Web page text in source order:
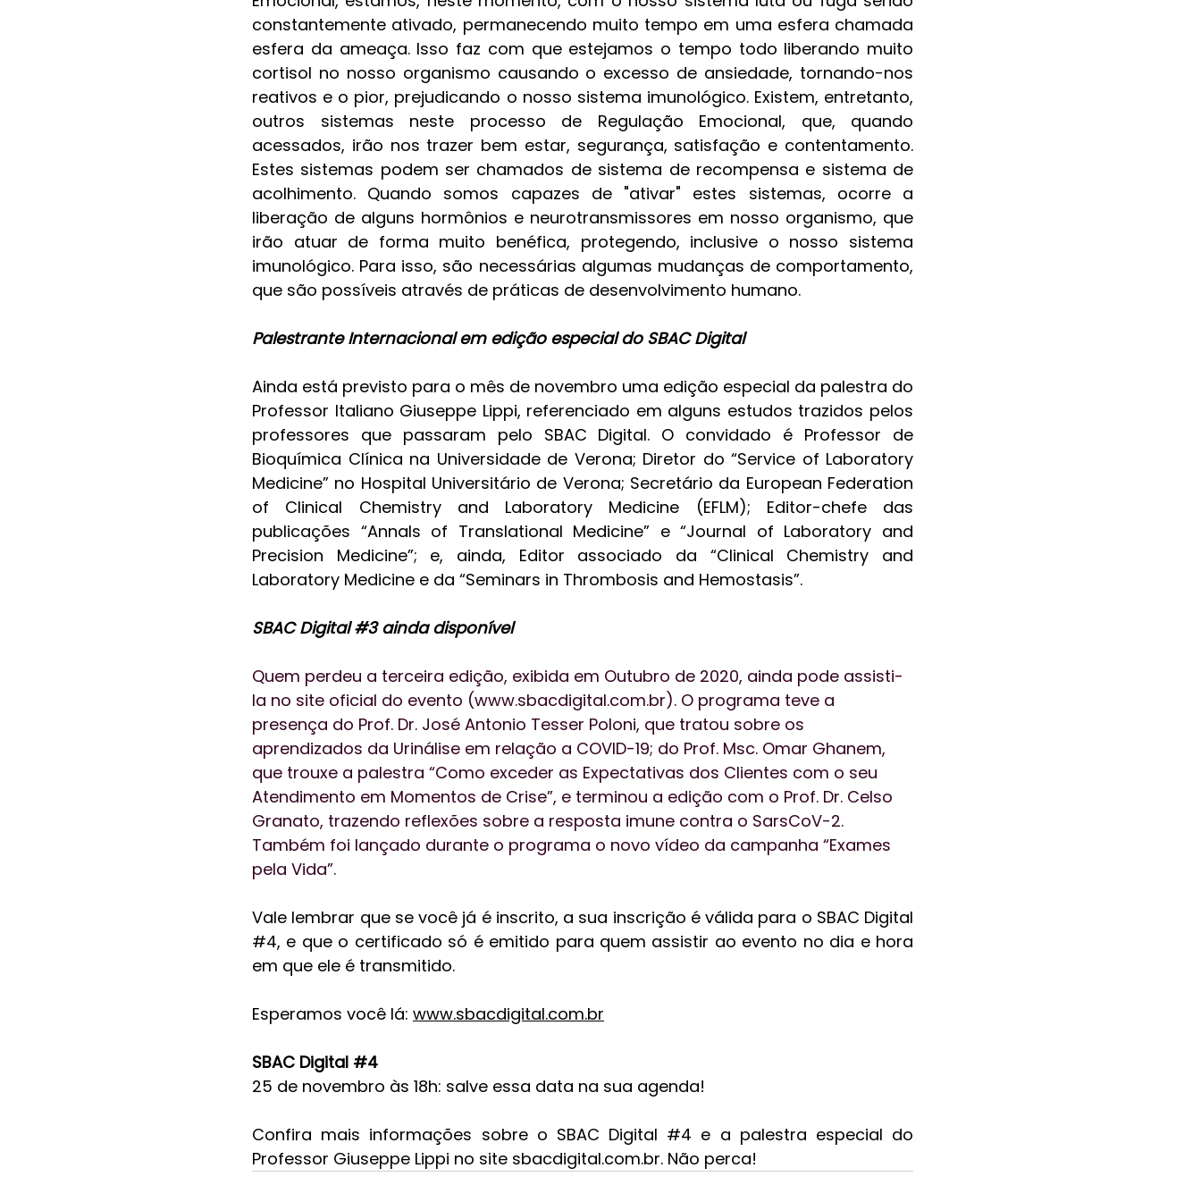
constantemente ativado, permanecendo muito tempo em uma esfera chamada
esfera da ameaça. Isso faz com que estejamos o tempo todo liberando muito
cortisol no nosso organismo causando o excesso de ansiedade, tornando-nos
reativos e o pior, prejudicando o nosso sistema imunológico. Existem, entretanto,
outros sistemas neste processo de Regulação Emocional, que, quando
acessados, irão nos trazer bem estar, segurança, satisfação e contentamento.
Estes sistemas podem ser chamados de sistema de recompensa e sistema de
acolhimento. Quando somos capazes de "ativar" estes sistemas, ocorre a
liberação de alguns hormônios e neurotransmissores em nosso organismo, que
irão atuar de forma muito benéfica, protegendo, inclusive o nosso sistema
imunológico. Para isso, são necessárias algumas mudanças de comportamento,
que são possíveis através de práticas de desenvolvimento humano.
Palestrante Internacional em edição especial do SBAC Digital
Ainda está previsto para o mês de novembro uma edição especial da palestra do
Professor Italiano Giuseppe Lippi, referenciado em alguns estudos trazidos pelos
professores que passaram pelo SBAC Digital. O convidado é Professor de
Bioquímica Clínica na Universidade de Verona; Diretor do “Service of Laboratory
Medicine” no Hospital Universitário de Verona; Secretário da European Federation
of Clinical Chemistry and Laboratory Medicine (EFLM); Editor-chefe das
publicações “Annals of Translational Medicine” e “Journal of Laboratory and
Precision Medicine”; e, ainda, Editor associado da “Clinical Chemistry and
Laboratory Medicine e da “Seminars in Thrombosis and Hemostasis”.
SBAC Digital #3 ainda disponível
Quem perdeu a terceira edição, exibida em Outubro de 2020, ainda pode assisti-
la no site oficial do evento (www.sbacdigital.com.br). O programa teve a
presença do Prof. Dr. José Antonio Tesser Poloni, que tratou sobre os
aprendizados da Urinálise em relação a COVID-19; do Prof. Msc. Omar Ghanem,
que trouxe a palestra “Como exceder as Expectativas dos Clientes com o seu
Atendimento em Momentos de Crise”, e terminou a edição com o Prof. Dr. Celso
Granato, trazendo reflexões sobre a resposta imune contra o SarsCoV-2.
Também foi lançado durante o programa o novo vídeo da campanha “Exames
pela Vida”.
#4, e que o certificado só é emitido para quem assistir ao evento no dia e hora
em que ele é transmitido.
Esperamos você lá: www.sbacdigital.com.br
SBAC Digital #4
25 de novembro às 18h: salve essa data na sua agenda!
Confira mais informações sobre o SBAC Digital #4 e a palestra especial do
Professor Giuseppe Lippi no site sbacdigital.com.br. Não perca!